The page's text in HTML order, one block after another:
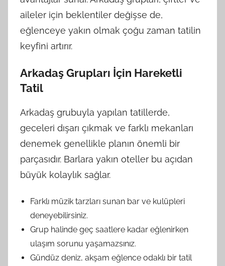
aileler için beklentiler değişse de,
eğlenceye yakın olmak çoğu zaman tatilin
keyfini artırır.
Arkadaş Grupları İçin Hareketli
Tatil
Arkadaş grubuyla yapılan tatillerde,
geceleri dışarı çıkmak ve farklı mekanları
denemek genellikle planın önemli bir
parçasıdır. Barlara yakın oteller bu açıdan
büyük kolaylık sağlar.
Farklı müzik tarzları sunan bar ve kulüpleri
deneyebilirsiniz.
Grup halinde geç saatlere kadar eğlenirken
ulaşım sorunu yaşamazsınız.
Gündüz deniz, akşam eğlence odaklı bir tatil